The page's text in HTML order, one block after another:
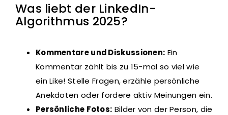
Was liebt der LinkedIn-
Algorithmus 2025?
Kommentare und Diskussionen: Ein
Kommentar zählt bis zu 15-mal so viel wie
ein Like! Stelle Fragen, erzähle persönliche
Anekdoten oder fordere aktiv Meinungen ein.
Persönliche Fotos: Bilder von der Person, die